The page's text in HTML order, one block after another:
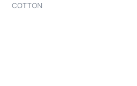
COTTON